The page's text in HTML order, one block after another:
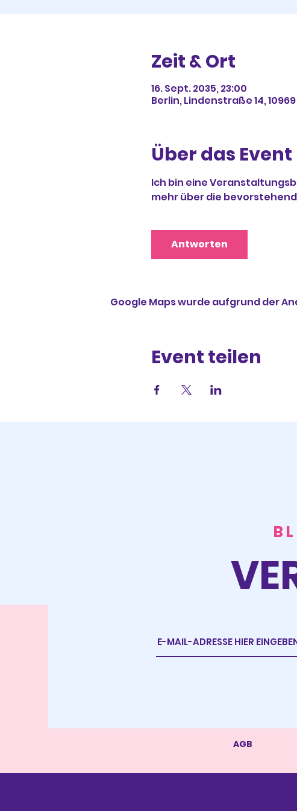
Zeit & Ort
16. Sept. 2035, 23:00
Berlin, Lindenstraße 14,
Über das Event
Ich bin eine
mehr über die
Antworten
Google Maps wurde aufgrund der
Event teilen
AGB